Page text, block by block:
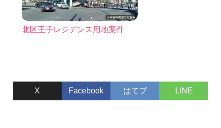
北区王子レジデンス用地案件
X Facebook はてブ LINE